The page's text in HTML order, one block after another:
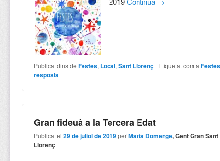
Publicat dins de Festes, Local,Sant Llorenç | Etiquetat com a Festes
resposta
Gran fideuà a la Tercera Edat
Publicat el29 de juliol de 2019 perMaria Domenge, Gent Gran Sant
Llorenç